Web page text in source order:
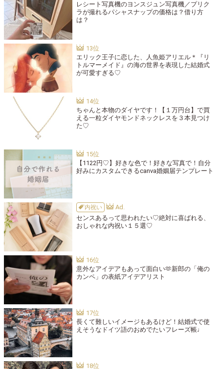
レシート写真機のヨンスジュン写真機／プリク
ラが撮れるパシャスナップの価格は？借り方
は？
エリック王子に恋した、人魚姫アリエル＊『リ
トルマーメイド』の海の世界を表現した結婚式
が可愛すぎる♡
ちゃんと本物のダイヤです！【１万円台】で買
える一粒ダイヤモンドネックレスを３本見つけ
た♡
【1122円♡】好きな色で！好きな写真で！自分
好みにカスタムできるcanva婚姻届テンプレート
内祝い
センスあるって思われたい♡絶対に喜ばれる、
おしゃれな内祝い１５選♡
意外なアイデアもあって面白い🫶新郎の「俺の
カンペ」の表紙アイデアリスト
長くて難しいイメージもあるけど！結婚式で使
えそうなドイツ語のおめでたいフレーズ帳♩